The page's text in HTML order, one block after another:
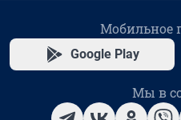
Мобильное
Google Play
Мы в